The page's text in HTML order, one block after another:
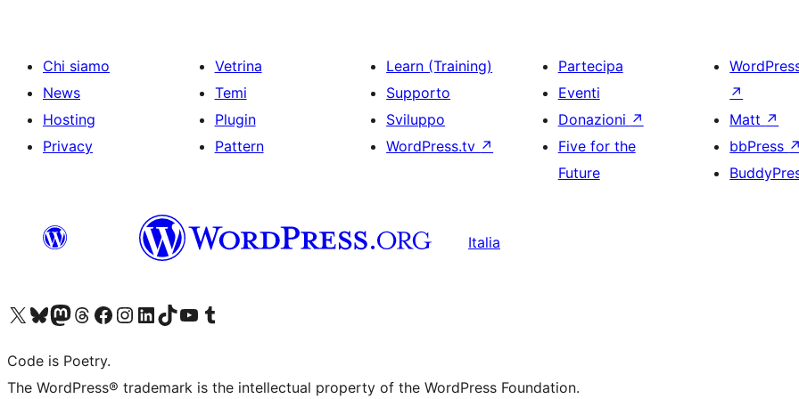
Chi siamo
News
Hosting
Privacy
Vetrina
Temi
Plugin
Pattern
Learn (Training)
Supporto
Sviluppo
WordPress.tv ↗
Partecipa
Eventi
Donazioni ↗
Five for the
Future
↗
Matt ↗
bbPress ↗
Italia
Visita il nostro account X (ex Twitter)
Visita il nostro account Bluesky
Visita il nostro account Mastodon
Visita il nostro account Threads
Visita la nostra pagina Facebook
Visita il nostro account Instagram
Visita il nostro account LinkedIn
Visita il nostro account TikTok
Visita il nostro canale YouTube
Visita il nostro account Tumblr
Code is Poetry.
The WordPress® trademark is the intellectual property of the WordPress Foundation.